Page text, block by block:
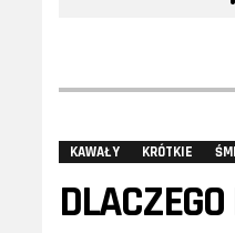
KAWAŁY KRÓTKIE